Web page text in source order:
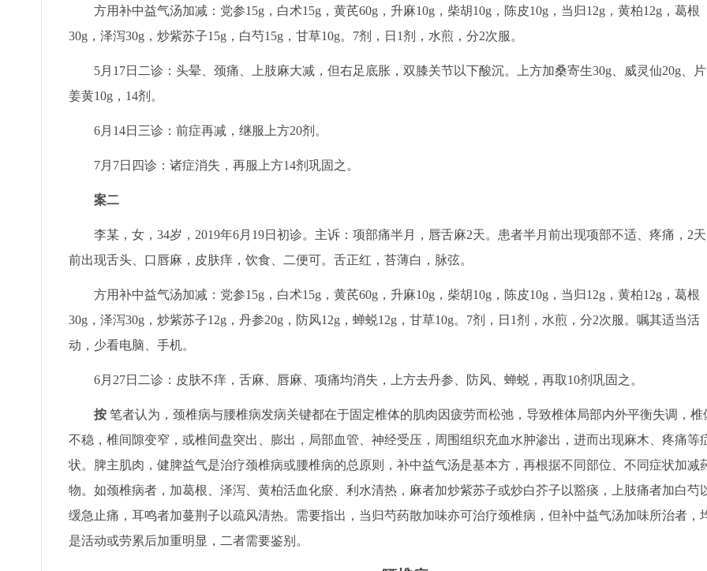
方用补中益气汤加减：党参15g，白术15g，黄芪60g，升麻10g，柴胡10g，陈皮10g，当归12g，黄柏12g，葛根
30g，泽泻30g，炒紫苏子15g，白芍15g，甘草10g。7剂，日1剂，水煎，分2次服。
5月17日二诊：头晕、颈痛、上肢麻大减，但右足底胀，双膝关节以下酸沉。上方加桑寄生30g、威灵仙20g、片
姜黄10g，14剂。
6月14日三诊：前症再减，继服上方20剂。
7月7日四诊：诸症消失，再服上方14剂巩固之。
案二
李某，女，34岁，2019年6月19日初诊。主诉：项部痛半月，唇舌麻2天。患者半月前出现项部不适、疼痛，2天
前出现舌头、口唇麻，皮肤痒，饮食、二便可。舌正红，苔薄白，脉弦。
方用补中益气汤加减：党参15g，白术15g，黄芪60g，升麻10g，柴胡10g，陈皮10g，当归12g，黄柏12g，葛根
30g，泽泻30g，炒紫苏子12g，丹参20g，防风12g，蝉蜕12g，甘草10g。7剂，日1剂，水煎，分2次服。嘱其适当活
动，少看电脑、手机。
6月27日二诊：皮肤不痒，舌麻、唇麻、项痛均消失，上方去丹参、防风、蝉蜕，再取10剂巩固之。
按 笔者认为，颈椎病与腰椎病发病关键都在于固定椎体的肌肉因疲劳而松弛，导致椎体局部内外平衡失调，椎
不稳，椎间隙变窄，或椎间盘突出、膨出，局部血管、神经受压，周围组织充血水肿渗出，进而出现麻木、疼痛等
状。脾主肌肉，健脾益气是治疗颈椎病或腰椎病的总原则，补中益气汤是基本方，再根据不同部位、不同症状加减
物。如颈椎病者，加葛根、泽泻、黄柏活血化瘀、利水清热，麻者加炒紫苏子或炒白芥子以豁痰，上肢痛者加白芍
缓急止痛，耳鸣者加蔓荆子以疏风清热。需要指出，当归芍药散加味亦可治疗颈椎病，但补中益气汤加味所治者，
是活动或劳累后加重明显，二者需要鉴别。